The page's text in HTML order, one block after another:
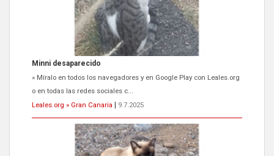
Minni desaparecido
» Míralo en todos los navegadores y en Google Play con Leales.org
o en todas las redes sociales c...
Leales.org » Gran Canaria
9.7.2025